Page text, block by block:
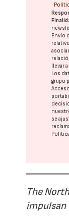
Envío
llevar
Los
grupo
se
The
impulsan